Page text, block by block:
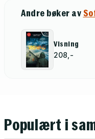
Andre bøker av
Visning
208,-
Populært i